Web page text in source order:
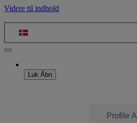
Videre til indhold
Luk Åbn
Profile A